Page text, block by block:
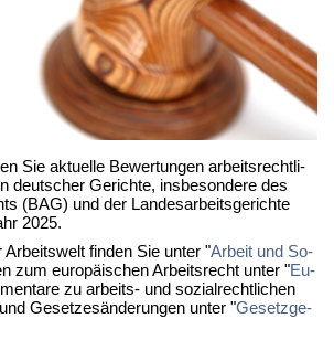
Sie ak­tu­el­le Be­wer­tun­gen ar­beits­recht­li­
deut­scher Ge­rich­te, ins­be­son­de­re des
(BAG) und der Lan­des­ar­beits­ge­rich­te
2025.
fin­den Sie un­ter "Ar­beit und So­
zum eu­ro­päi­schen Ar­beits­recht un­ter "Eu­
zu ar­beits- und so­zi­al­recht­li­chen
Ge­set­zes­än­de­run­gen un­ter "Ge­setz­ge­